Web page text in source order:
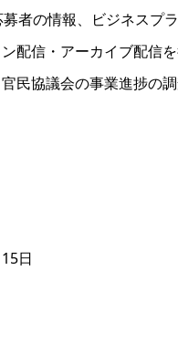
者の情報、ビジネスプ
配信・アーカイブ配信
民協議会の事業進捗の
日